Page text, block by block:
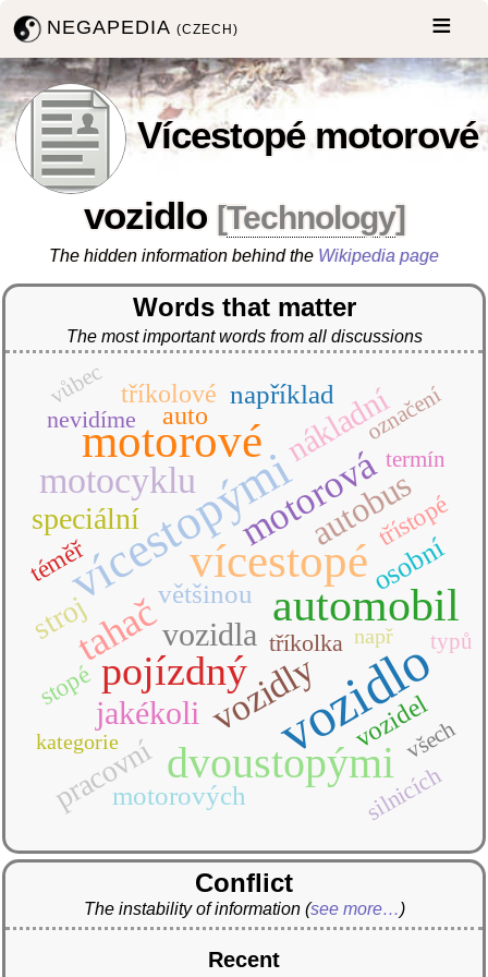
NEGAPEDIA(CZECH)
Vícestopé motorové
vozidlo [Technology]
The hidden information behind the Wikipedia page
Words that matter
The most important words from all discussions
vozidlo
vícestopými
motorové
vícestopé
automobil
dvoustopými
pojízdný
tahač
motorová
motocyklu
vozidly
autobus
jakékoli
nákladní
vozidla
pracovní
speciální
stroj
osobní
motorových
například
většinou
auto
tříkolové
vozidel
stopé
téměř
třístopé
nevidíme
silnicích
tříkolka
označení
termín
typů
všech
vůbec
kategorie
např
Conflict
The instability of information (see more…)
Recent